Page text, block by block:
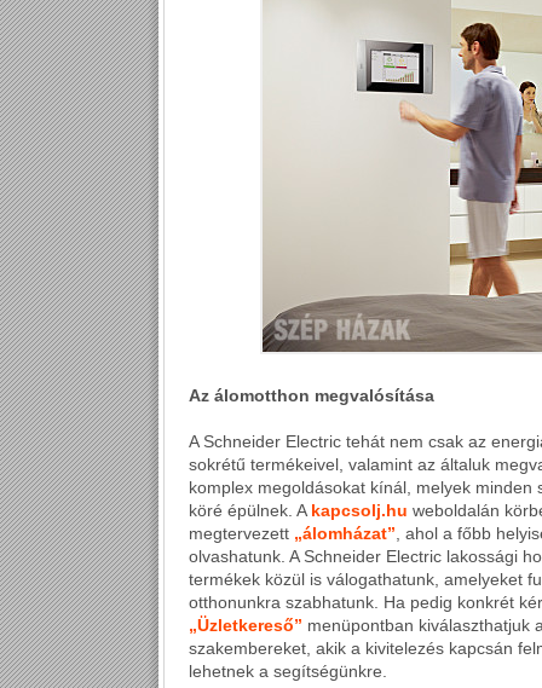
Az álomotthon megvalósítása
A Schneider Electric tehát nem csak az
sokrétű termékeivel, valamint az általuk
komplex megoldásokat kínál, melyek
köré épülnek. A kapcsolj.hu weboldalán
megtervezett „álomházat” , ahol a főbb
olvashatunk. A Schneider Electric lakossági
termékek közül is válogathatunk, amelyeket
otthonunkra szabhatunk. Ha pedig konkrét
„Üzletkereső” menüpontban kiválaszthatjuk
szakembereket, akik a kivitelezés kapcsán
lehetnek a segítségünkre.